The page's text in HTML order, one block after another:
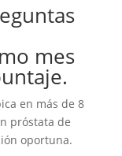
mes
en más de 8
próstata de
oportuna.